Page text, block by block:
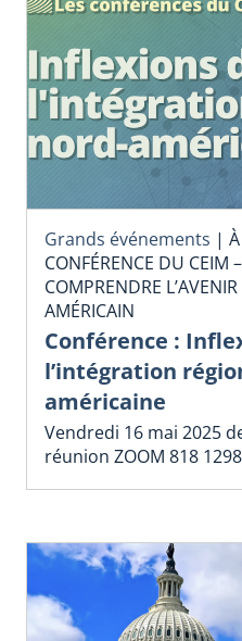
Grands événements |
CONFÉRENCE DU CEIM
COMPRENDRE
AMÉRICAIN
Conférence :
l’intégration
américaine
Vendredi 16 mai 2025
réunion ZOOM 818